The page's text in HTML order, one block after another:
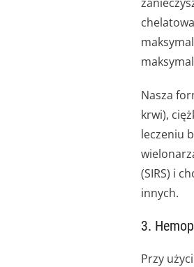
Nasza
krwi),
leczeniu
(SIRS) i
innych.
3.
Przy